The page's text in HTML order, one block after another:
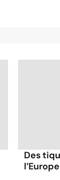
Des